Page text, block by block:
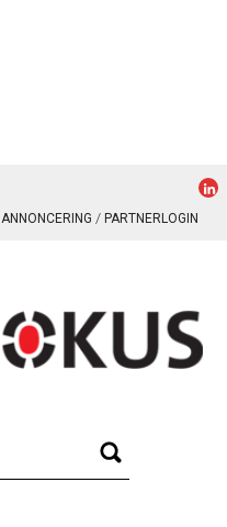
ANNONCERING PARTNERLOGIN